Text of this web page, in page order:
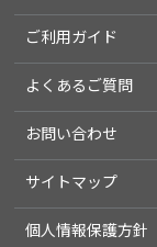
ご利用ガイド
よくあるご質問
お問い合わせ
サイトマップ
個人情報保護方針